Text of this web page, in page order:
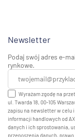
Newsletter
Podaj swój adres e-
rynkowe.
Wyrażam zgodę na
ul. Twarda 18, 00-105
zapisu na newsletter w celu
informacji handlowych od
danych i ich sprostowania,
przenoszenia danych,